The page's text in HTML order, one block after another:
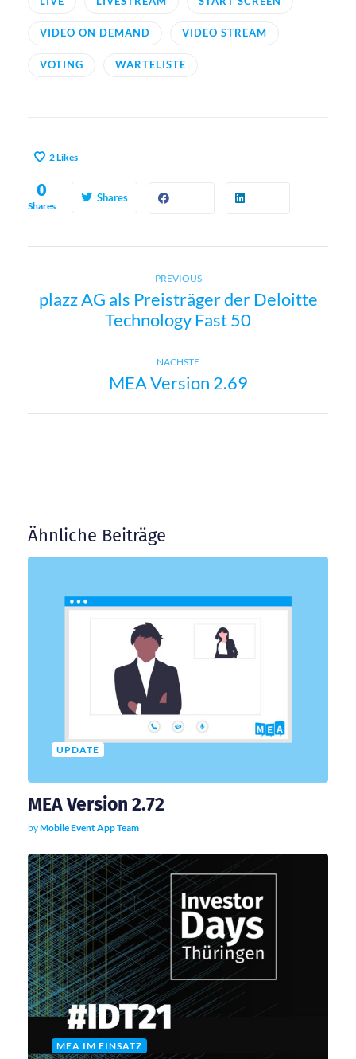
VIDEO ON DEMAND VIDEO STREAM
VOTING WARTELISTE
2Likes
0
Shares
Shares
t
g
s
a
t
i
o
n
PREVIOUSPrevious
post:
plazz AG als Preisträger der Deloitte
Technology Fast 50
NÄCHSTENext
post:
MEA Version 2.69
Ähnliche Beiträge
UPDATE
MEA Version 2.72
byMobile Event App Team
MEA IM EINSATZ